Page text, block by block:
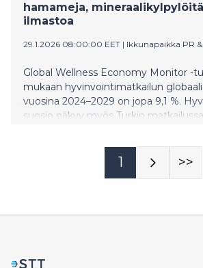
hamameja,
ilmastoa
29.1.2026 08:00:00 EET | Ikkunapaikka PR
Global Wellness Economy Monitor -
mukaan hyvinvointimatkailun
vuosina 2024–2029 on jopa 9,1 %.
suosio näkyy myös Turkin
kysyntäänsä. Kuten suomalaisilla
hamameista haettu hyvinvointi on
1 >>